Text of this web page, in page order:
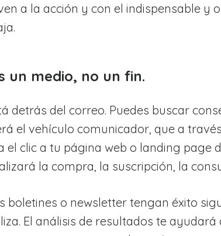
a la acción y con el indispensable y
un medio, no un fin.
detrás del correo. Puedes buscar
el vehículo comunicador, que a
el clic a tu página web o landing page
la compra, la suscripción, la
boletines o newsletter tengan éxito
El análisis de resultados te ayudará